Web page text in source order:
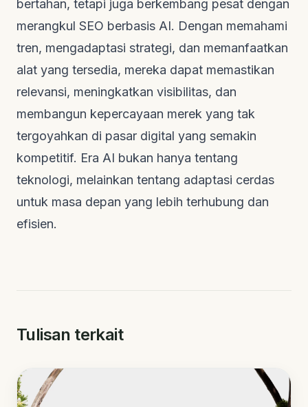
bertahan, tetapi juga berkembang pesat dengan
merangkul SEO berbasis AI. Dengan memahami
tren, mengadaptasi strategi, dan memanfaatkan
alat yang tersedia, mereka dapat memastikan
relevansi, meningkatkan visibilitas, dan
membangun kepercayaan merek yang tak
tergoyahkan di pasar digital yang semakin
kompetitif. Era AI bukan hanya tentang
teknologi, melainkan tentang adaptasi cerdas
untuk masa depan yang lebih terhubung dan
efisien.
Tulisan terkait